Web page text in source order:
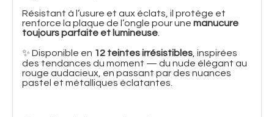
Résistant à l’usure et aux éclats, il protège et
renforce la plaque de l’ongle pour une manucure
toujours parfaite et lumineuse.
✨ Disponible en 12 teintes irrésistibles, inspirées
des tendances du moment — du nude élégant au
rouge audacieux, en passant par des nuances
pastel et métalliques éclatantes.